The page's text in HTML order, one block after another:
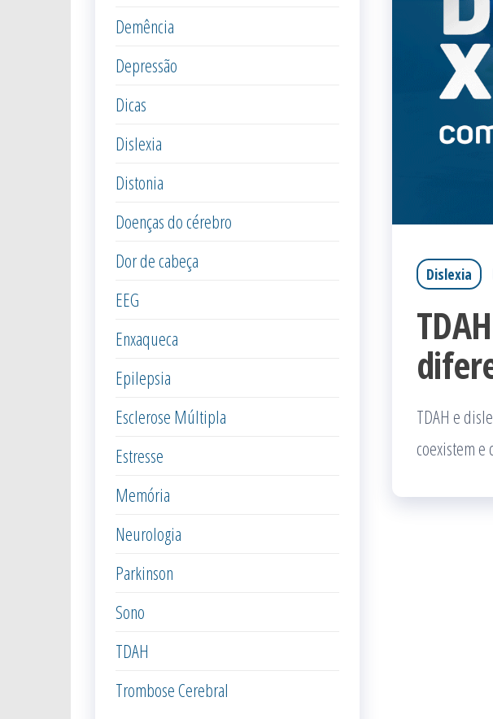
Dislexia
TDAH e
coexistem e
Demência
Depressão
Dicas
Dislexia
Distonia
Doenças do cérebro
Dor de cabeça
EEG
Enxaqueca
Epilepsia
Esclerose Múltipla
Estresse
Memória
Neurologia
Parkinson
Sono
TDAH
Trombose Cerebral